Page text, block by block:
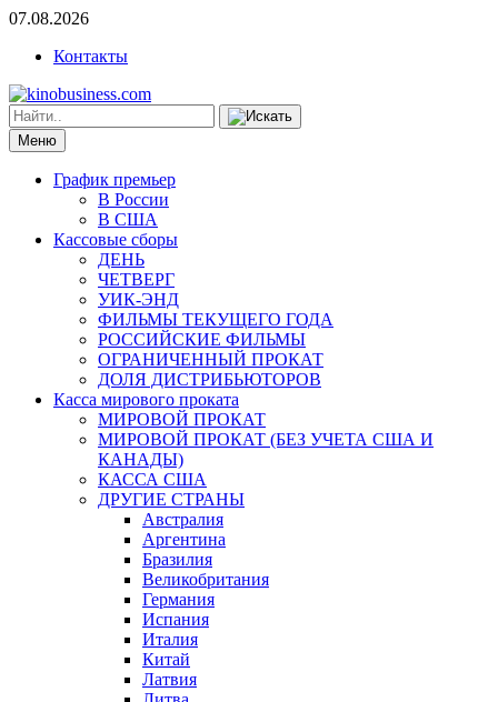
07.08.2026
Контакты
Меню
График премьер
В России
В США
Кассовые сборы
ДЕНЬ
ЧЕТВЕРГ
УИК-ЭНД
ФИЛЬМЫ ТЕКУЩЕГО ГОДА
РОССИЙСКИЕ ФИЛЬМЫ
ОГРАНИЧЕННЫЙ ПРОКАТ
ДОЛЯ ДИСТРИБЬЮТОРОВ
Касса мирового проката
МИРОВОЙ ПРОКАТ
МИРОВОЙ ПРОКАТ (БЕЗ УЧЕТА США И
КАНАДЫ)
КАССА США
ДРУГИЕ СТРАНЫ
Австралия
Аргентина
Бразилия
Великобритания
Германия
Испания
Италия
Китай
Латвия